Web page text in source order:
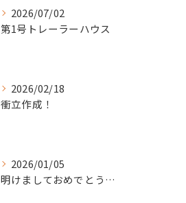
2026/07/02
第1号トレーラーハウス
2026/02/18
衝立作成！
2026/01/05
明けましておめでとうございます！